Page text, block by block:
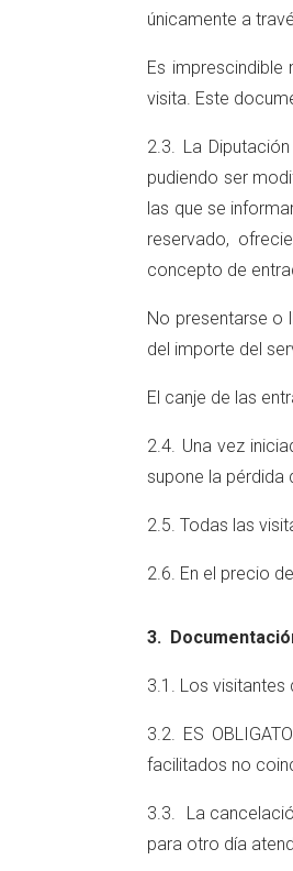
únicamente a
Es
visita. Este
2.3. La
pudiendo ser
las que se
reservado,
concepto de
No presentarse o
del importe del
El canje de las
2.4. Una vez
supone la
2.5. Todas las
2.6. En el precio
3.
3.1. Los visitantes
3.2. ES
facilitados no
3.3. La
para otro día